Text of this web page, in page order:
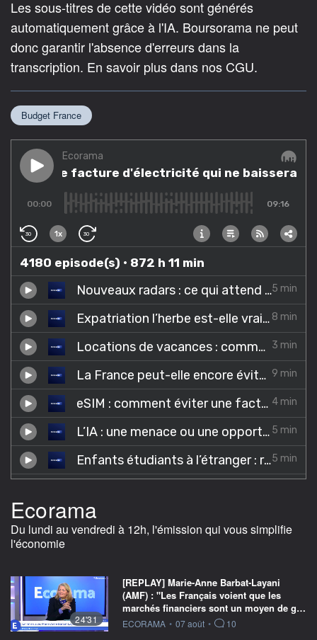
Les sous-titres de cette vidéo sont générés
automatiquement grâce à l'IA. Boursorama ne peut
donc garantir l'absence d'erreurs dans la
transcription. En savoir plus dans nos CGU.
Budget France
Ecorama
Du lundi au vendredi à 12h, l'émission qui vous simplifie
l'économie
24'31
[REPLAY] Marie-Anne Barbat-Layani
(AMF) : "Les Français voient que les
marchés financiers sont un moyen de g…
information fournie par
ECORAMA • 07 août • 10